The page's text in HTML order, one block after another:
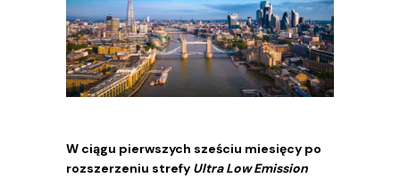
W ciągu pierwszych sześciu miesięcy po
rozszerzeniu strefy Ultra Low Emission